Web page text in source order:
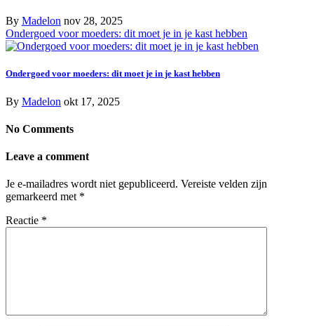
By Madelon nov 28, 2025
Ondergoed voor moeders: dit moet je in je kast hebben
Ondergoed voor moeders: dit moet je in je kast hebben
By Madelon okt 17, 2025
No Comments
Leave a comment
Je e-mailadres wordt niet gepubliceerd. Vereiste velden zijn
gemarkeerd met *
Reactie *